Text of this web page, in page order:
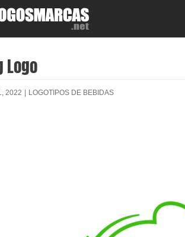
Logo
2022 | LOGOTIPOS DE BEBIDAS